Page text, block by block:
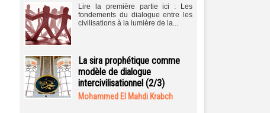
Lire la première partie ici : Les
fondements du dialogue entre les
civilisations à la lumière de la...
La sira prophétique comme
modèle de dialogue
intercivilisationnel (2/3)
Mohammed El Mahdi Krabch